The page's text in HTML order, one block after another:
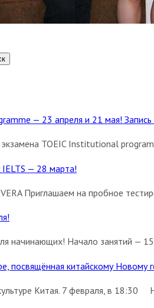
— 23 апреля и 21 мая!
TOEIC Institutional
IELTS — 28 марта!
Приглашаем на пробное
начинающих! Начало занятий —
посвящённая китайскому Новому
Китая. 7 февраля, в 18:30